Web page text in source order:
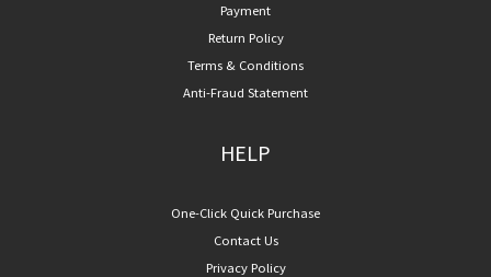
Payment
Return Policy
Terms & Conditions
Anti-Fraud Statement
HELP
One-Click Quick Purchase
Contact Us
Privacy Policy